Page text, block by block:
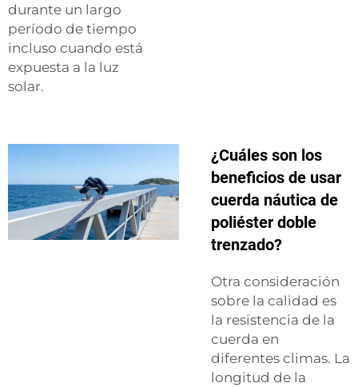
durante un largo
período de tiempo
incluso cuando está
expuesta a la luz
solar.
¿Cuáles son los
beneficios de usar
cuerda náutica de
poliéster doble
trenzado?
Otra consideración
sobre la calidad es
la resistencia de la
cuerda en
diferentes climas. La
longitud de la